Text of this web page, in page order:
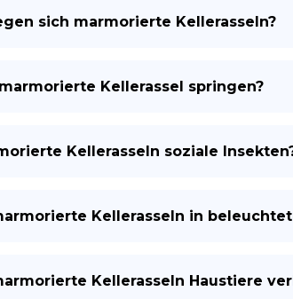
sich marmorierte Kellerasseln?
Kellerassel springen?
Kellerasseln soziale
Kellerasseln in
Kellerasseln Haustiere